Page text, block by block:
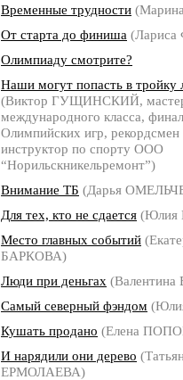
Временные трудности
От старта до финиша
Олимпиаду смотрите?
Наши могут попасть в тройку
(Виктор ГУЩИНСКИЙ,
международного класса,
Олимпийских игр, рекордсмен
инструктор по спорту ООО
“Норильскникельремонт”)
Внимание ТБ (Дарья
Для тех, кто не сдается (Юлия
Место главных событий
БАРКОВА)
Люди при деньгах
Самый северный фэндом
Кушать продано (Елена
И нарядили они дерево
ЕРМОЛАЕВА)